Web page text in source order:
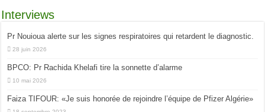
Interviews
Pr Nouioua alerte sur les signes respiratoires qui retardent le diagnostic.
28 juin 2026
BPCO: Pr Rachida Khelafi tire la sonnette d’alarme
10 mai 2026
Faiza TIFOUR: «Je suis honorée de rejoindre l’équipe de Pfizer Algérie»